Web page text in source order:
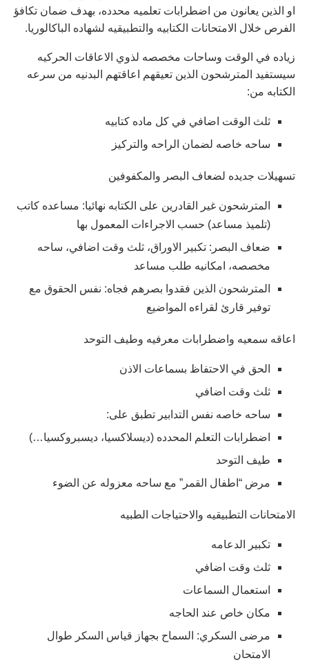
او الذين يعانون من اضطرابات تعلميه محدده، بهدف ضمان تكافؤ
الفرص خلال الامتحانات الكتابيه والتطبيقيه لشهاده الباكالوريا.
زياده في الوقت وساحات مخصصه لذوي الاعاقات الحركيه
سيستفيد المترشحون الذين تعيقهم اعاقتهم البدنيه من سرعه
الكتابه من:
ثلث الوقت اضافي في كل ماده كتابيه
ساحه خاصه لضمان الراحه والتركيز
تسهيلات جديده لضعاف البصر والمكفوفين
المترشحون غير القادرين على الكتابه نهائيا: مساعده كاتب
(تلميذ مساعد) حسب الاجراءات المعمول بها
ضعاف البصر: تكبير الاوراق، ثلث وقت اضافي، ساحه
مخصصه، امكانيه طلب مساعد
المترشحون الذين فقدوا بصرهم فجاه: نفس الحقوق مع
توفير قارئ لقراءه المواضيع
اعاقه سمعيه واضطرابات معرفيه وطيف التوحد
الحق في الاحتفاظ بسماعات الاذن
ثلث وقت اضافي
ساحه خاصه نفس التدابير تطبق على:
اضطرابات التعلم المحدده (ديسلاكسيا، ديسبروكسيا…)
طيف التوحد
مرض “اطفال القمر” مع ساحه معزوله عن الضوء
الامتحانات التطبيقيه والاحتياجات الطبيه
تكبير الدعامه
ثلث وقت اضافي
استعمال السماعات
مكان خاص عند الحاجه
مرضى السكري: السماح بجهاز قياس السكر طوال
الامتحان